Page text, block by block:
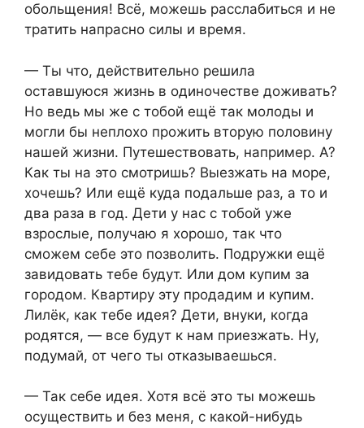
обольщения! Всё, можешь расслабиться и не
тратить напрасно силы и время.
— Ты что, действительно решила
оставшуюся жизнь в одиночестве доживать?
Но ведь мы же с тобой ещё так молоды и
могли бы неплохо прожить вторую половину
нашей жизни. Путешествовать, например. А?
Как ты на это смотришь? Выезжать на море,
хочешь? Или ещё куда подальше раз, а то и
два раза в год. Дети у нас с тобой уже
взрослые, получаю я хорошо, так что
сможем себе это позволить. Подружки ещё
завидовать тебе будут. Или дом купим за
городом. Квартиру эту продадим и купим.
Лилёк, как тебе идея? Дети, внуки, когда
родятся, — все будут к нам приезжать. Ну,
подумай, от чего ты отказываешься.
— Так себе идея. Хотя всё это ты можешь
осуществить и без меня, с какой-нибудь